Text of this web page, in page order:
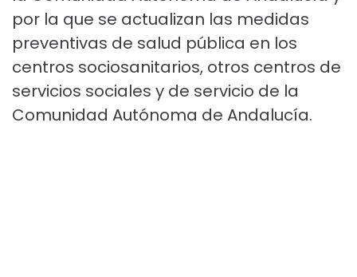
por la que se actualizan las medidas
preventivas de salud pública en los
centros sociosanitarios, otros centros de
servicios sociales y de servicio de la
Comunidad Autónoma de Andalucía.